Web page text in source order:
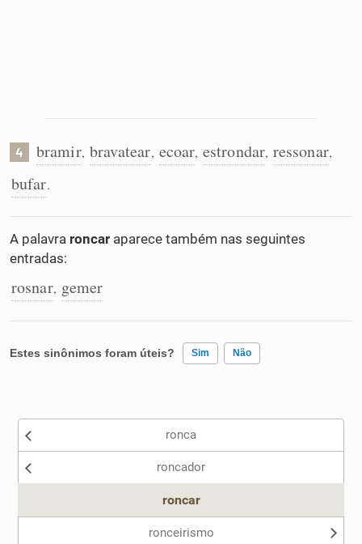
4 bramir, bravatear, ecoar, estrondar, ressonar,
bufar.
A palavra roncar aparece também nas seguintes
entradas:
rosnar, gemer
Estes sinônimos foram úteis? Sim Não
Nenhum dos sinônimos apresentados me ajudou
ronca
roncador
roncar
ronceirismo